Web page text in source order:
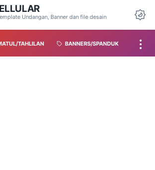
Undangan, Banner dan file desain
TAHLILAN BANNERS/SPANDUK